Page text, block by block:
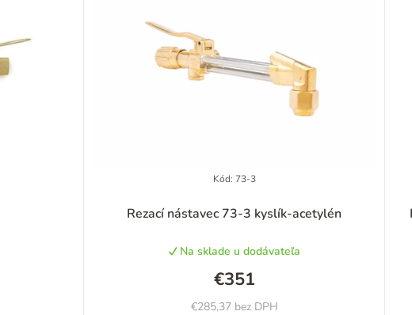
Rezací nástavec 73-3 kyslík-acetylén
Na sklade u dodávateľa
€285,37 bez DPH
€351
Kód: 73-3